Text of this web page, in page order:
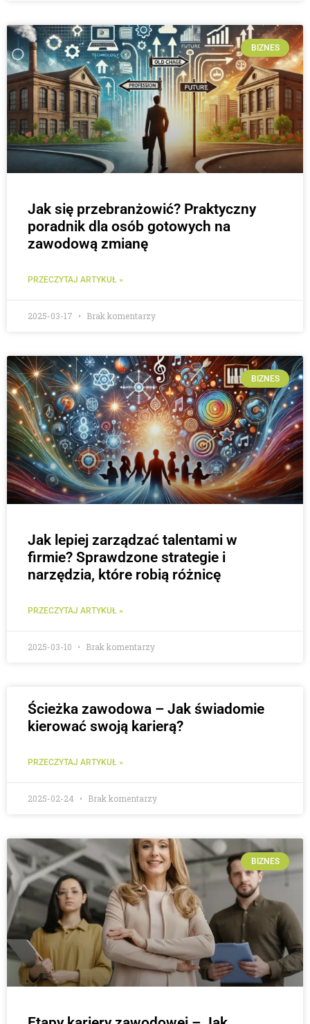
BIZNES
Jak się przebranżowić? Praktyczny
poradnik dla osób gotowych na
zawodową zmianę
PRZECZYTAJ ARTYKUŁ »
2025-03-17 Brak komentarzy
BIZNES
Jak lepiej zarządzać talentami w
firmie? Sprawdzone strategie i
narzędzia, które robią różnicę
PRZECZYTAJ ARTYKUŁ »
2025-03-10 Brak komentarzy
Ścieżka zawodowa – Jak świadomie
kierować swoją karierą?
PRZECZYTAJ ARTYKUŁ »
2025-02-24 Brak komentarzy
BIZNES